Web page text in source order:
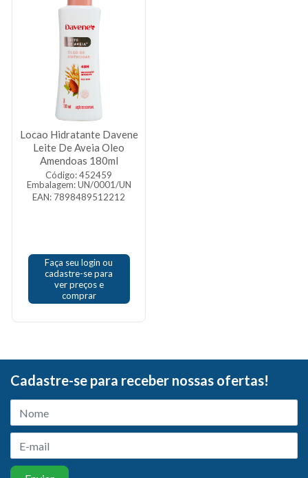
Locao Hidratante Davene
Leite De Aveia Oleo
Amendoas 180ml
Código: 452459
Embalagem: UN/0001/UN
EAN: 7898489512212
Faça seu login ou
cadastre-se para
ver preços e
comprar
Cadastre-se para receber nossas ofertas!